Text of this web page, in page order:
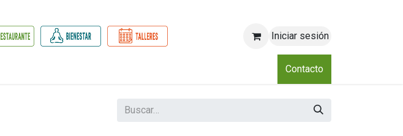
Iniciar sesión
Club
Contacto